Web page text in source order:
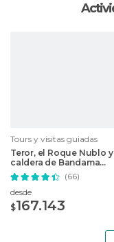
Tours y visitas guiadas
Teror, el Roque Nublo y
caldera de Bandama
desde Las Palmas
(66)
desde
$167.143